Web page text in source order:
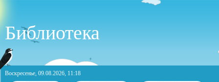
Библиотека
Воскресенье, 09.08.2026, 11:18